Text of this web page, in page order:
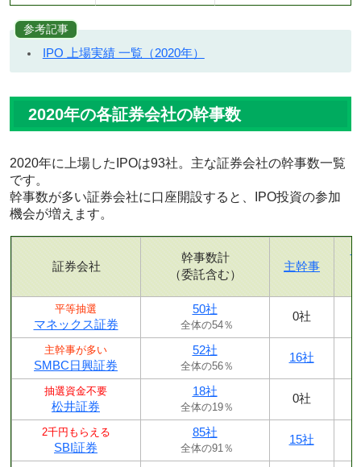
参考記事
IPO 上場実績 一覧（2020年）
2020年の各証券会社の幹事数
2020年に上場したIPOは93社。主な証券会社の幹事数一覧
です。
幹事数が多い証券会社に口座開設すると、IPO投資の参加
機会が増えます。
証券会社
幹事数計
（委託含む）
主幹事
平等抽選
マネックス証券
50社
全体の54％
0社
主幹事が多い
SMBC日興証券
52社
全体の56％
16社
抽選資金不要
松井証券
18社
全体の19％
0社
2千円もらえる
SBI証券
85社
全体の91％
15社